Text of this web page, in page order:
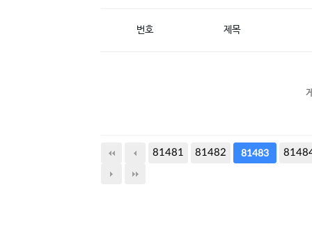
번호 제목
81481 81482 81483